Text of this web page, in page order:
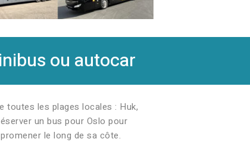
ou autocar
toutes les plages locales : Huk,
un bus pour Oslo pour
le long de sa côte.